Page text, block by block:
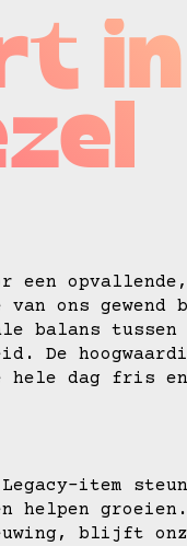
in
een
ons gewend
balans tussen
De
hele dag fris en
item
helpen
blijft